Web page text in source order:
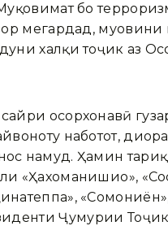
бо
мегардад, муовини
халқи тоҷик аз
осорхонавӣ
наботот,
намуд. Ҳамин
«Ҳахоманишиҳо»,
«Сомониён»,
Ҷумҳурии